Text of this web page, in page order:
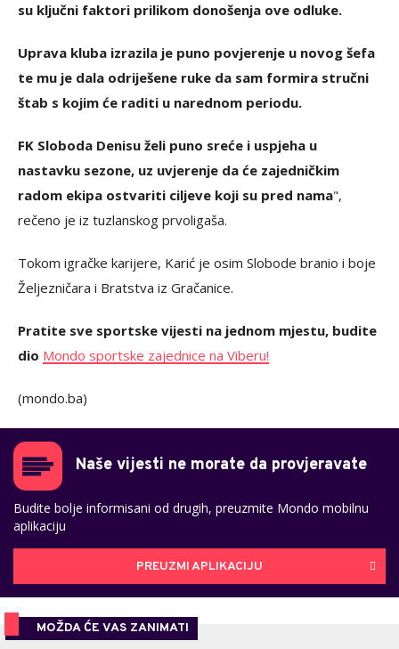
su ključni faktori prilikom donošenja ove odluke.
Uprava kluba izrazila je puno povjerenje u novog šefa
te mu je dala odriješene ruke da sam formira stručni
štab s kojim će raditi u narednom periodu.
FK Sloboda Denisu želi puno sreće i uspjeha u
nastavku sezone, uz uvjerenje da će zajedničkim
radom ekipa ostvariti ciljeve koji su pred nama",
rečeno je iz tuzlanskog prvoligaša.
Tokom igračke karijere, Karić je osim Slobode branio i boje
Željezničara i Bratstva iz Gračanice.
Pratite sve sportske vijesti na jednom mjestu, budite
dio Mondo sportske zajednice na Viberu!
(mondo.ba)
Naše vijesti ne morate da provjeravate
Budite bolje informisani od drugih, preuzmite Mondo mobilnu
aplikaciju
PREUZMI APLIKACIJU
MOŽDA ĆE VAS ZANIMATI